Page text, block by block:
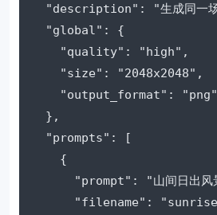
"description": "生成同一场
  "global": {
    "quality": "high",
    "size": "2048x2048",
    "output_format": "png"
  },
  "prompts": [
    {
"prompt": "山间日出风
"filename":